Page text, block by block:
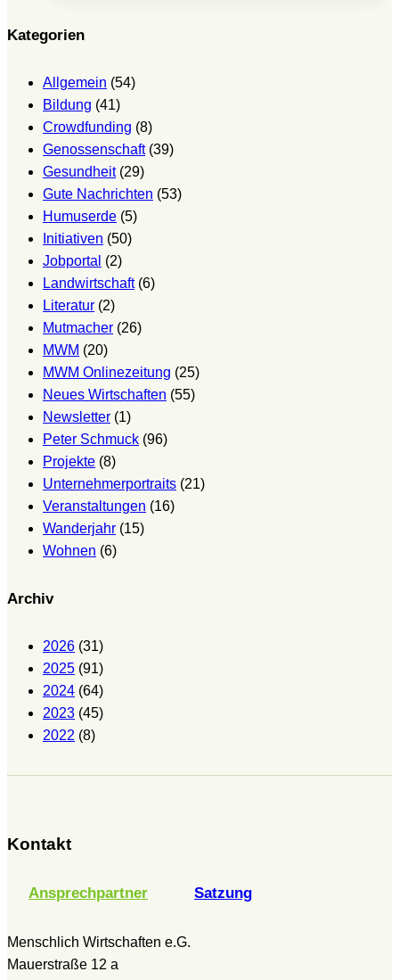
12
Kategorien
Allgemein (54)
Bildung (41)
Crowdfunding (8)
Genossenschaft(39)
Gesundheit(29)
Gute Nachrichten (53)
Humuserde (5)
Initiativen (50)
Jobportal (2)
Landwirtschaft(6)
Literatur (2)
Mutmacher (26)
MWM (20)
MWM Onlinezeitung (25)
Neues Wirtschaften (55)
Newsletter (1)
Peter Schmuck (96)
Projekte (8)
Unternehmerportraits (21)
Veranstaltungen (16)
Wanderjahr (15)
Wohnen (6)
Archiv
2026 (31)
2025 (91)
2024 (64)
2023 (45)
2022 (8)
Kontakt
Ansprechpartner Satzung
Menschlich Wirtschaften e.G.
Mauerstraße 12 a